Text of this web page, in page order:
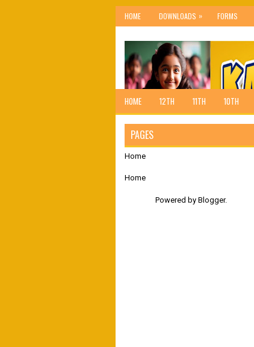
HOME DOWNLOADS » FORMS
HOME 12TH 11TH 10TH
PAGES
Home
Home
Powered by Blogger.